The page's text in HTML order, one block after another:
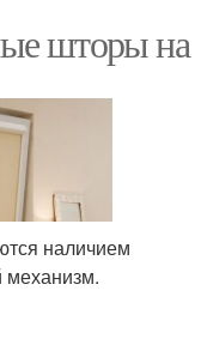
шторы на
наличием